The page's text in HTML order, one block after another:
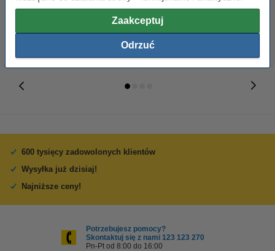
Zaakceptuj
Odrzuć
600 tysięcy zadowolonych klientów
Wysyłka już dzisiaj!
Najniższe ceny!
Potrzebujesz pomocy?
Skontaktuj się z nami 123 123 270
Pn-Pt od 8:00 do 16:00